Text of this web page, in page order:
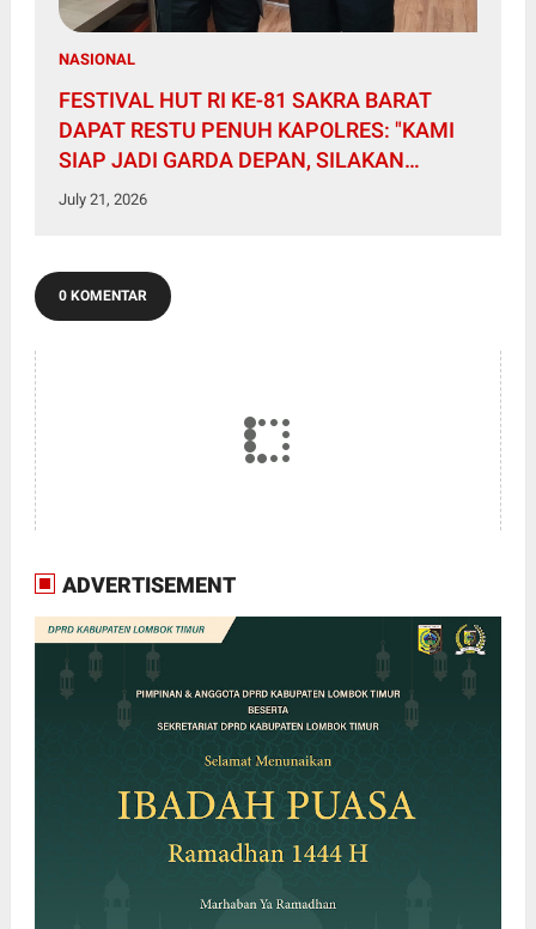
NASIONAL
FESTIVAL HUT RI KE-81 SAKRA BARAT
DAPAT RESTU PENUH KAPOLRES: "KAMI
SIAP JADI GARDA DEPAN, SILAKAN
KEMBANGKAN KREATIVITAS RAKYAT!"
July 21, 2026
0 KOMENTAR
ADVERTISEMENT